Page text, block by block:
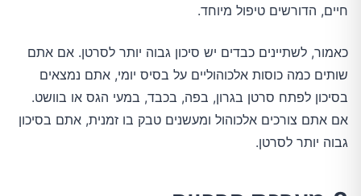
חיים, הדורשים טיפול מיוחד.
כאמור, לשתיינים כבדים יש סיכון גבוה יותר לסרטן. אם אתם
שותים כמה כוסות אלכוהוליים על בסיס יומי, אתם נמצאים
בסיכון לפתח סרטן בגרון, בפה, בכבד, במעי הגס או בוושט.
אם אתם צורכים אלכוהול ומעשנים טבק בו זמנית, אתם בסיכון
גבוה יותר לסרטן.